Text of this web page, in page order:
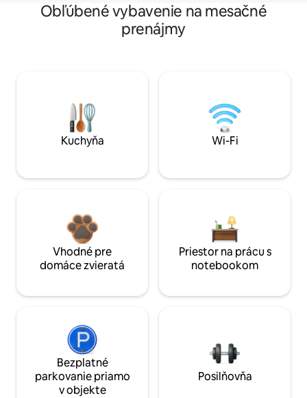
Obľúbené vybavenie na mesačné
prenájmy
Kuchyňa Wi-Fi
Vhodné pre
domáce zvieratá
Priestor na prácu s
notebookom
Bezplatné
parkovanie priamo
v objekte
Posilňovňa